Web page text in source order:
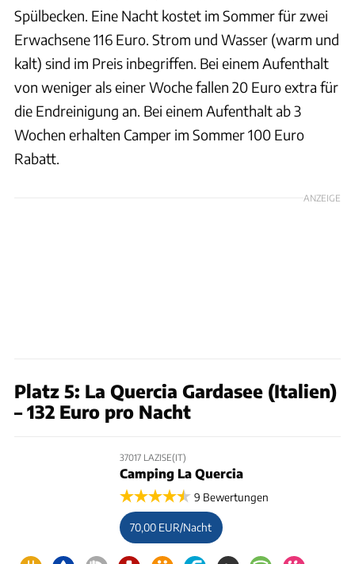
Spülbecken. Eine Nacht kostet im Sommer für zwei
Erwachsene 116 Euro. Strom und Wasser (warm und
kalt) sind im Preis inbegriffen. Bei einem Aufenthalt
von weniger als einer Woche fallen 20 Euro extra für
die Endreinigung an. Bei einem Aufenthalt ab 3
Wochen erhalten Camper im Sommer 100 Euro
Rabatt.
ANZEIGE
Platz 5: La Quercia Gardasee (Italien)
– 132 Euro pro Nacht
37017 LAZISE(IT)
Camping La Quercia
9 Bewertungen
70,00 EUR/Nacht